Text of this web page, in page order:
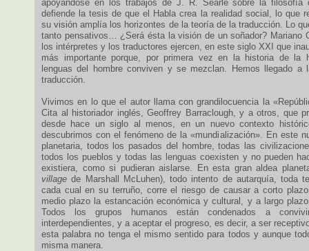
apoyándose en los trabajos de J. R. Searle sobre la filosofía
defiende la tesis de que el Habla crea la realidad social, lo que
su visión amplía los horizontes de la teoría de la traducción. Lo
tanto pensativos… ¿Será ésta la visión de un soñador? Mariano
los intérpretes y los traductores ejercen, en este siglo XXI que
más importante porque, por primera vez en la historia de la
lenguas del hombre conviven y se mezclan. Hemos llegado
traducción.
Vivimos en lo que el autor llama con grandilocuencia la
Cita al historiador inglés, Geoffrey Barraclough, y a otros, que
desde hace un siglo al menos, en un nuevo contexto
descubrimos con el fenómeno de la «mundialización». En este
planetaria, todos los pasados del hombre, todas las
todos los pueblos y todas las lenguas coexisten y no pueden
existiera, como si pudieran aislarse. En esta gran aldea
village de Marshall McLuhen), todo intento de autarquía, toda
cada cual en su terruño, corre el riesgo de causar a corto
medio plazo la estancación económica y cultural, y a largo
Todos los grupos humanos están condenados a
interdependientes, y a aceptar el progreso, es decir, a ser
esta palabra no tenga el mismo sentido para todos y aunque
misma manera.